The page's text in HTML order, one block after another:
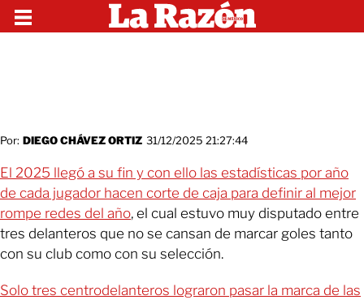
Por: DIEGO CHÁVEZ ORTIZ 31/12/2025 21:27:44
El 2025 llegó a su fin y con ello las estadísticas por año
de cada jugador hacen corte de caja para definir al mejor
rompe redes del año, el cual estuvo muy disputado entre
tres delanteros que no se cansan de marcar goles tanto
con su club como con su selección.
Solo tres centrodelanteros lograron pasar la marca de las